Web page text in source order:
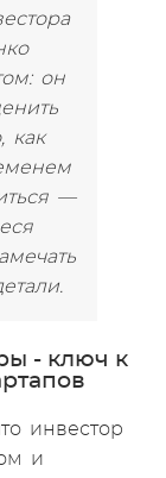
он
как
—
- ключ к
инвестор
и